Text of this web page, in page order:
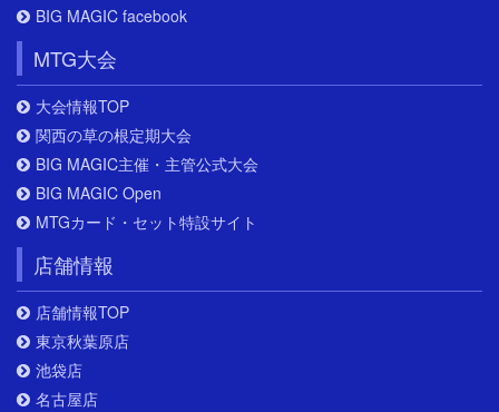
BIG MAGIC facebook
MTG大会
大会情報TOP
関西の草の根定期大会
BIG MAGIC主催・主管公式大会
BIG MAGIC Open
MTGカード・セット特設サイト
店舗情報
店舗情報TOP
東京秋葉原店
池袋店
名古屋店